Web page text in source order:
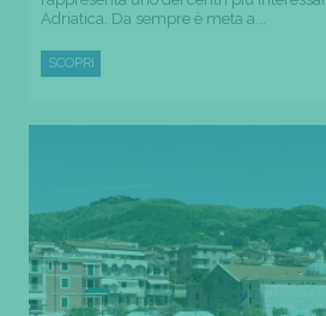
Adriatica. Da sempre è meta a...
SCOPRI